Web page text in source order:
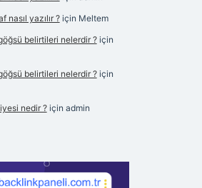
nasıl yazılır ?için Meltem
belirtileri nelerdir ?için
belirtileri nelerdir ?için
nedir ?için admin